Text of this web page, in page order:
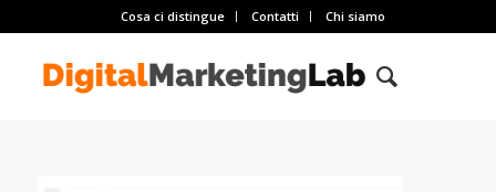
Cosa ci distingue Contatti Chi siamo